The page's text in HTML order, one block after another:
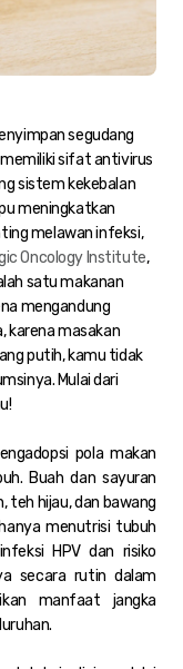
segudang
sifat antivirus
sistem kekebalan
meningkatkan
melawan infeksi,
Oncology Institute,
satu makanan
mengandung
karena masakan
putih, kamu tidak
Mulai dari
pola makan
Buah dan sayuran
teh hijau, dan bawang
menutrisi tubuh
HPV dan risiko
secara rutin dalam
manfaat jangka